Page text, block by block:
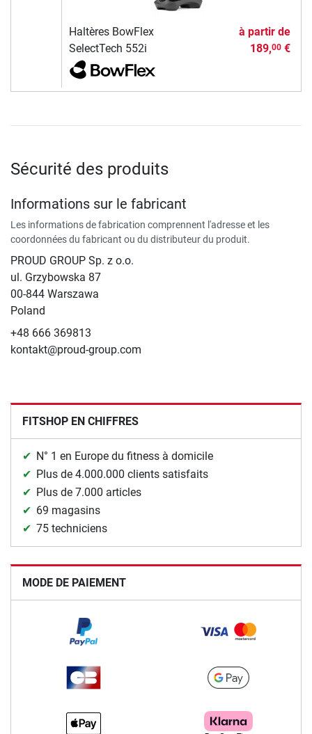
Haltères BowFlex
SelectTech 552i
à partir de
189,00€
Sécurité des produits
Informations sur le fabricant
Les informations de fabrication comprennent l'adresse et les
coordonnées du fabricant ou du distributeur du produit.
PROUD GROUP Sp. z o.o.
ul. Grzybowska 87
00-844 Warszawa
Poland
+48 666 369813
kontakt@proud-group.com
FITSHOP EN CHIFFRES
N° 1 en Europe du fitness à domicile
Plus de 4.000.000 clients satisfaits
Plus de 7.000 articles
69 magasins
75 techniciens
MODE DE PAIEMENT